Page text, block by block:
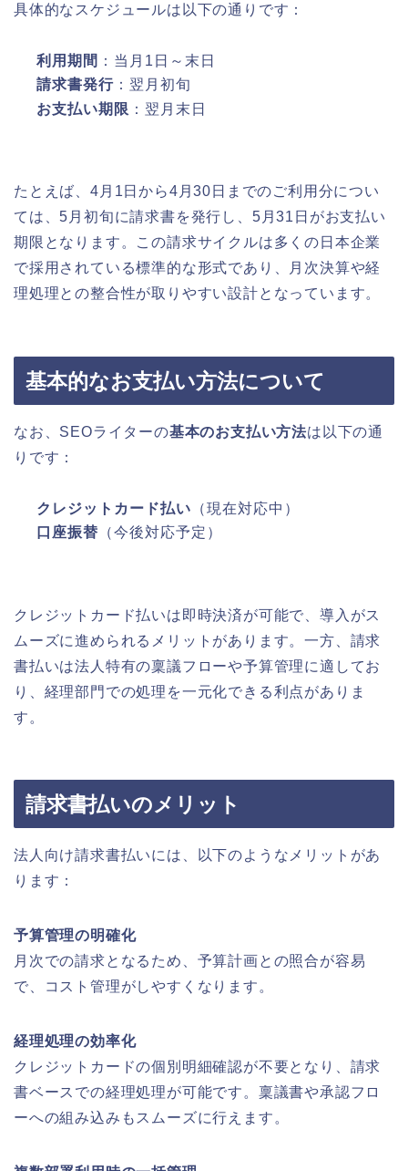
具体的なスケジュールは以下の通りです：
利用期間 ：当月1日～末日
請求書発行 ：翌月初旬
お支払い期限 ：翌月末日
たとえば、4月1日から4月30日までのご利用分につい
ては、5月初旬に請求書を発行し、5月31日がお支払い
期限となります。この請求サイクルは多くの日本企業
で採用されている標準的な形式であり、月次決算や経
理処理との整合性が取りやすい設計となっています。
基本的なお支払い方法について
なお、SEOライターの基本のお支払い方法は以下の通
りです：
クレジットカード払い （現在対応中）
口座振替 （今後対応予定）
クレジットカード払いは即時決済が可能で、導入がス
ムーズに進められるメリットがあります。一方、請求
書払いは法人特有の稟議フローや予算管理に適してお
り、経理部門での処理を一元化できる利点がありま
す。
請求書払いのメリット
法人向け請求書払いには、以下のようなメリットがあ
ります：
予算管理の明確化
月次での請求となるため、予算計画との照合が容易
で、コスト管理がしやすくなります。
経理処理の効率化
クレジットカードの個別明細確認が不要となり、請求
書ベースでの経理処理が可能です。稟議書や承認フロ
ーへの組み込みもスムーズに行えます。